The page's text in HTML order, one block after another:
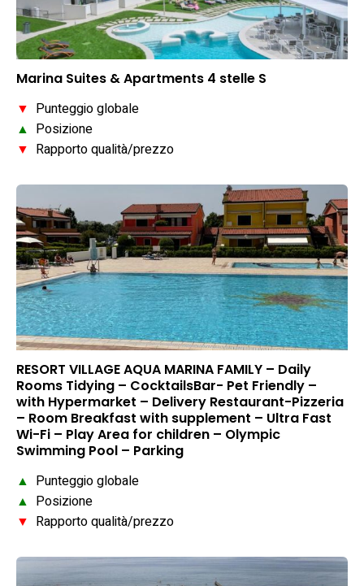
Marina Suites & Apartments 4 stelle S
▼ Punteggio globale
▲ Posizione
▼ Rapporto qualità/prezzo
RESORT VILLAGE AQUA MARINA FAMILY – Daily
Rooms Tidying – CocktailsBar- Pet Friendly –
with Hypermarket – Delivery Restaurant-Pizzeria
– Room Breakfast with supplement – Ultra Fast
Wi-Fi – Play Area for children – Olympic
Swimming Pool – Parking
▲ Punteggio globale
▲ Posizione
▼ Rapporto qualità/prezzo